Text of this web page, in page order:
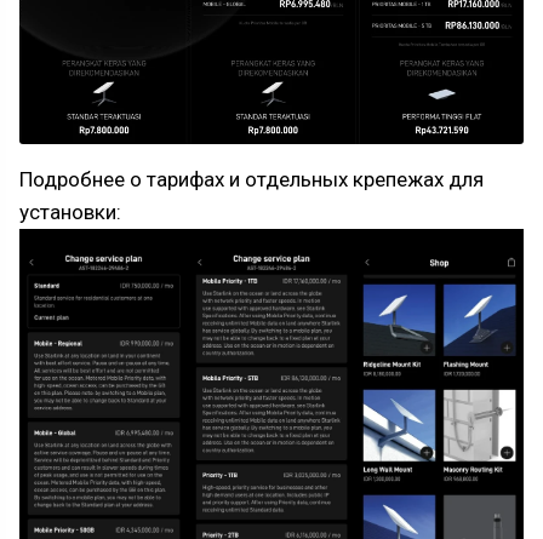
Подробнее о тарифах и отдельных крепежах для
установки: